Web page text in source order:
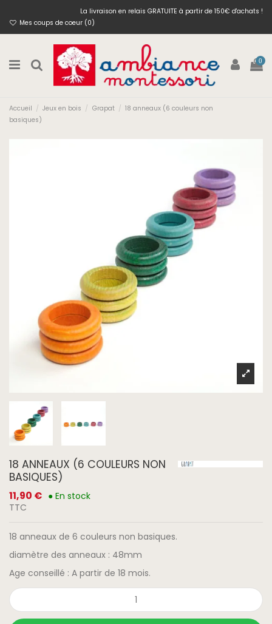
La livraison en relais GRATUITE à partir de 150€ d'achats !
Mes coups de coeur (0)
0
Accueil Jeux en bois Grapat
18 anneaux (6 couleurs non
basiques)
18 ANNEAUX (6 COULEURS NON
BASIQUES)
11,90 € ● En stock
TTC
18 anneaux de 6 couleurs non basiques.
diamètre des anneaux : 48mm
Age conseillé : A partir de 18 mois.